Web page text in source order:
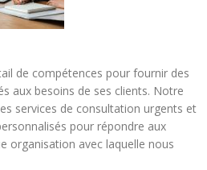
de compétences pour fournir des
aux besoins de ses clients. Notre
services de consultation urgents et
pour répondre aux
organisation avec laquelle nous